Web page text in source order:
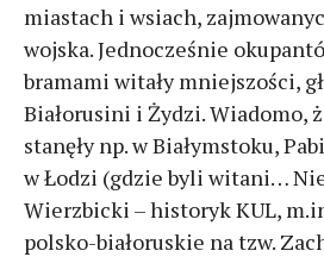
miastach i wsiach,
wojska. Jednocześnie
bramami witały mniejszości,
Białorusini i Żydzi. Wiadomo,
stanęły np. w Białymstoku,
w Łodzi (gdzie byli witani…
Wierzbicki – historyk KUL,
polsko-białoruskie na tzw.